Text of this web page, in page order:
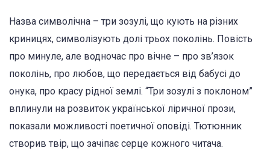
Назва символічна – три зозулі, що кують на різних
криницях, символізують долі трьох поколінь. Повість
про минуле, але водночас про вічне – про зв’язок
поколінь, про любов, що передається від бабусі до
онука, про красу рідної землі. “Три зозулі з поклоном”
вплинули на розвиток української ліричної прози,
показали можливості поетичної оповіді. Тютюнник
створив твір, що зачіпає серце кожного читача.